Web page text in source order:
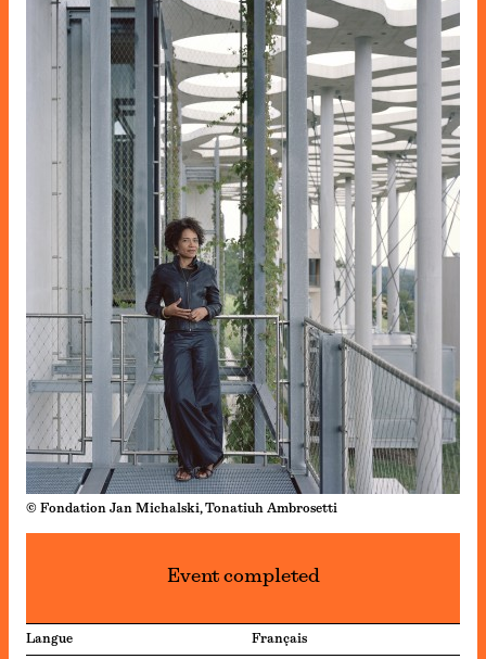
© Fondation Jan Michalski, Tonatiuh Ambrosetti
Event completed
Langue Français